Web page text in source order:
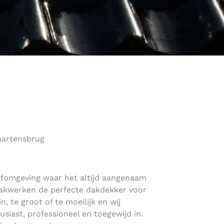
waar het altijd aangenaam
de perfecte dakdekker voor
te groot of te moeilijk en wij
professioneel en toegewijd in.